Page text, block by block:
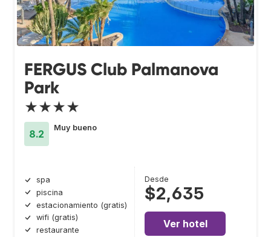
FERGUS Club Palmanova
Park
★★★★
8.2
Muy bueno
spa
piscina
estacionamiento (gratis)
wifi (gratis)
restaurante
Desde
$2,635
Ver hotel